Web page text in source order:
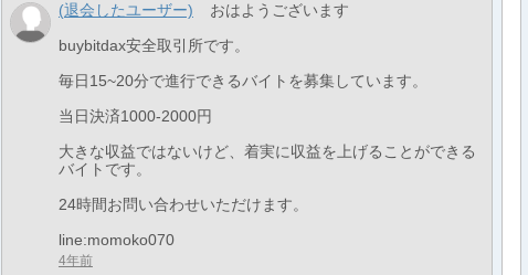
(退会したユーザー) おはようございます
buybitdax安全取引所です。
毎日15~20分で進行できるバイトを募集しています。
当日決済1000-2000円
大きな収益ではないけど、着実に収益を上げることができる
バイトです。
24時間お問い合わせいただけます。
line:momoko070
4年前